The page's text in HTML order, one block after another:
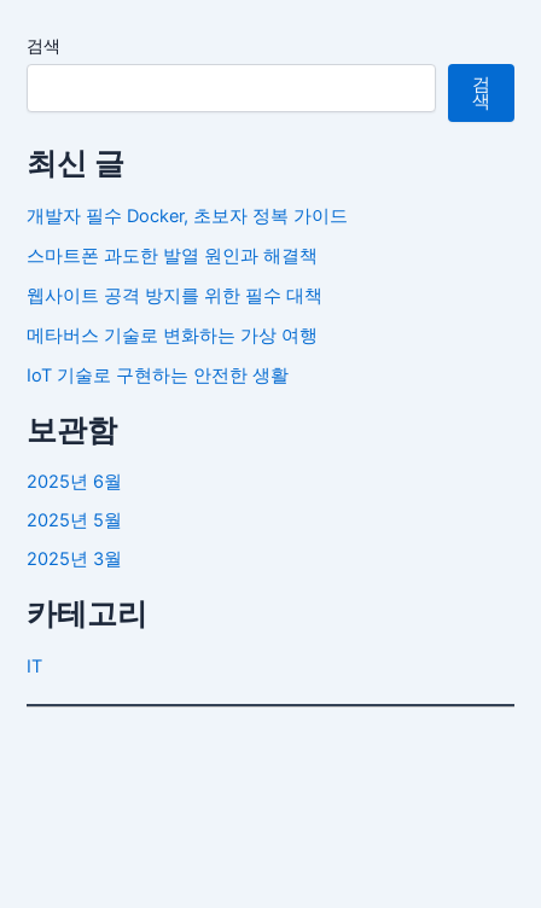
검색
검
색
최신 글
개발자 필수 Docker, 초보자 정복 가이드
스마트폰 과도한 발열 원인과 해결책
웹사이트 공격 방지를 위한 필수 대책
메타버스 기술로 변화하는 가상 여행
IoT 기술로 구현하는 안전한 생활
보관함
2025년 6월
2025년 5월
2025년 3월
카테고리
IT